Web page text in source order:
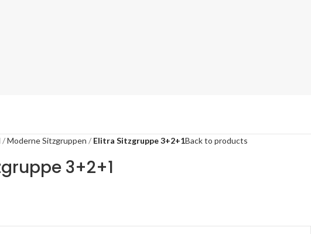
Moderne Sitzgruppen Elitra Sitzgruppe 3+2+1Back to products
3+2+1